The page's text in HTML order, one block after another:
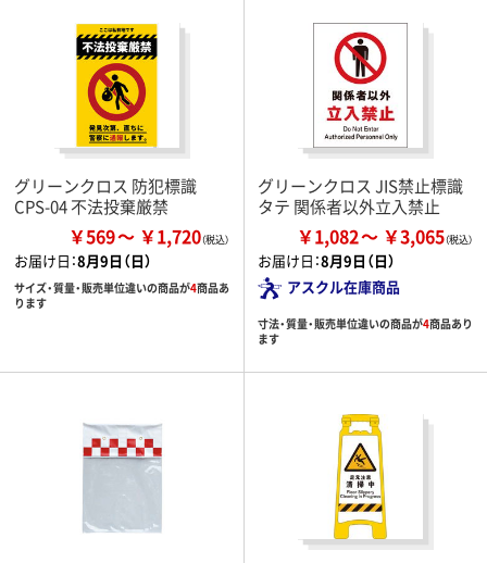
グリーンクロス 防犯標識
CPS-04 不法投棄厳禁
￥569 ￥1,720
お届け日：8月9日（日）
サイズ・質量・販売単位違いの商品が4商品あ
ります
グリーンクロス JIS禁止標識
タテ 関係者以外立入禁止
￥1,082 ￥3,065
お届け日：8月9日（日）
アスクル在庫商品
寸法・質量・販売単位違いの商品が4商品あり
ます